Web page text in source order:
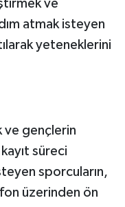
ve
atmak isteyen
yeteneklerini
ve gençlerin
süreci
sporcuların,
üzerinden ön